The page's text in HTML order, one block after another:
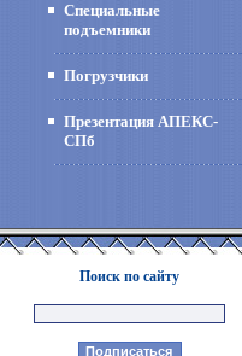
Специальные
подъемники
Погрузчики
Презентация АПЕКС-
СПб
Поиск по сайту